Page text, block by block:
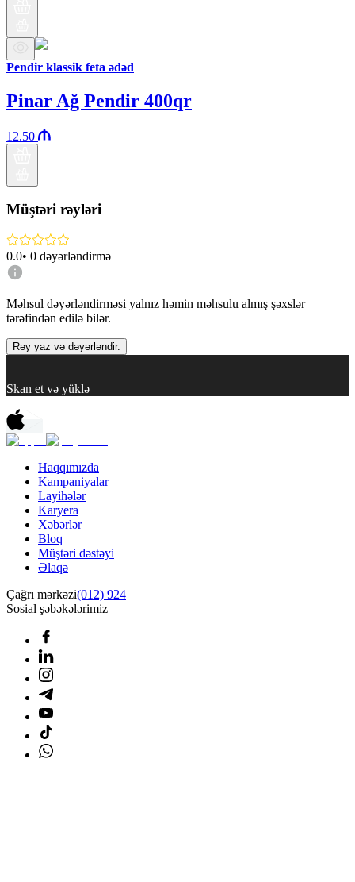
Pendir klassik feta ədəd
Pinar Ağ Pendir 400qr
12.50
Müştəri rəyləri
0.0• 0 dəyərləndirmə
Məhsul dəyərləndirməsi yalnız həmin məhsulu almış şəxslər
tərəfindən edilə bilər.
Rəy yaz və dəyərləndir.
Skan et və yüklə
Haqqımızda
Kampaniyalar
Layihələr
Karyera
Xəbərlər
Bloq
Müştəri dəstəyi
Əlaqə
Çağrı mərkəzi(012) 924
Sosial şəbəkələrimiz